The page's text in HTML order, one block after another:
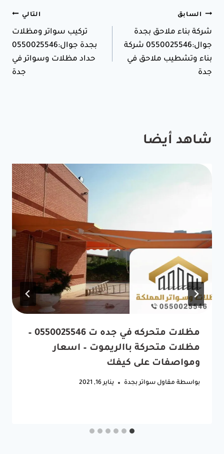
تصفّح
المقالات
السابق
شركة بناء ملاحق بجدة
جوال:0550025546 شركة
بناء وتشطيب ملاحق في
جدة
التالي
تركيب سواتر ومظلات
بجدة جوال:0550025546
حداد مظلات وسواتر في
جدة
شاهد أيضا
مظلات متحركه في جده ت 0550025546 –
مظلات متحركة باالريموت – اسعار
ومواصفات على كيفك
بواسطة مقاول سواتر بجدة يناير 16, 2021